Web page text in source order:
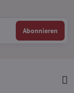
Abonnieren